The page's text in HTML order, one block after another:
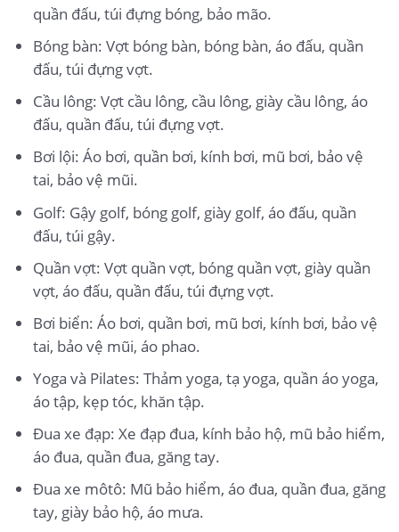
quần đấu, túi đựng bóng, bảo mão.
Bóng bàn: Vợt bóng bàn, bóng bàn, áo đấu, quần
đấu, túi đựng vợt.
Cầu lông: Vợt cầu lông, cầu lông, giày cầu lông, áo
đấu, quần đấu, túi đựng vợt.
Bơi lội: Áo bơi, quần bơi, kính bơi, mũ bơi, bảo vệ
tai, bảo vệ mũi.
Golf: Gậy golf, bóng golf, giày golf, áo đấu, quần
đấu, túi gậy.
Quần vợt: Vợt quần vợt, bóng quần vợt, giày quần
vợt, áo đấu, quần đấu, túi đựng vợt.
Bơi biển: Áo bơi, quần bơi, mũ bơi, kính bơi, bảo vệ
tai, bảo vệ mũi, áo phao.
Yoga và Pilates: Thảm yoga, tạ yoga, quần áo yoga,
áo tập, kẹp tóc, khăn tập.
Đua xe đạp: Xe đạp đua, kính bảo hộ, mũ bảo hiểm,
áo đua, quần đua, găng tay.
Đua xe môtô: Mũ bảo hiểm, áo đua, quần đua, găng
tay, giày bảo hộ, áo mưa.